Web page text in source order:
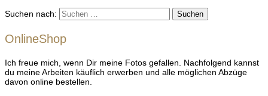
Suchen nach:
OnlineShop
Ich freue mich, wenn Dir meine Fotos gefallen. Nachfolgend kannst
du meine Arbeiten käuflich erwerben und alle möglichen Abzüge
davon online bestellen.